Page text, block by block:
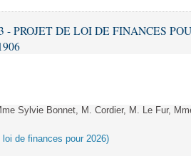
- PROJET DE LOI DE FINANCES
Sylvie Bonnet, M. Cordier, M. Le Fur,
de finances pour 2026)